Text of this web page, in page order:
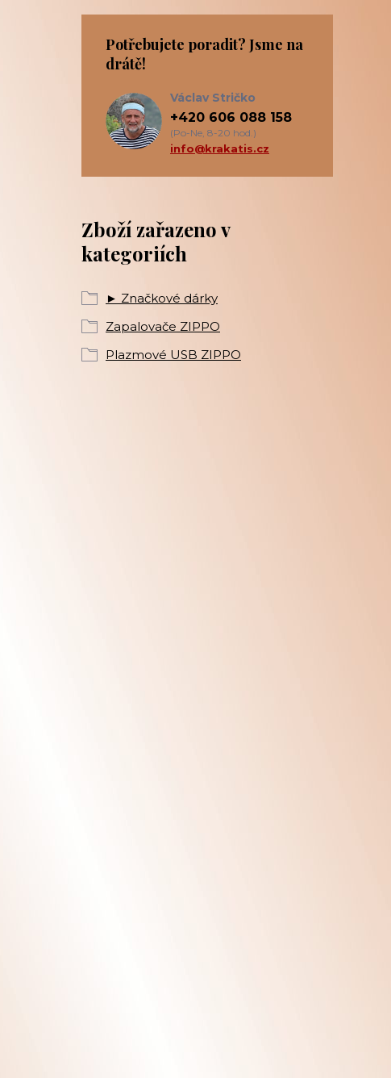
Zboží zařazeno v
kategoriích
► Značkové dárky
Zapalovače ZIPPO
Plazmové USB ZIPPO
Potřebujete poradit? Jsme na
drátě!
Václav Stričko
+420 606 088 158
(Po-Ne, 8-20 hod.)
info@krakatis.cz